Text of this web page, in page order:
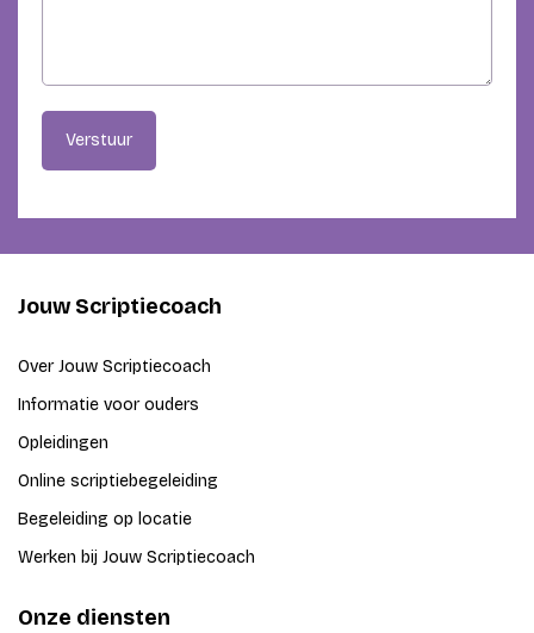
Verstuur
Jouw Scriptiecoach
Over Jouw Scriptiecoach
Informatie voor ouders
Opleidingen
Online scriptiebegeleiding
Begeleiding op locatie
Werken bij Jouw Scriptiecoach
Onze diensten